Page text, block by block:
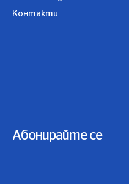
Контакти
Абонирайте се